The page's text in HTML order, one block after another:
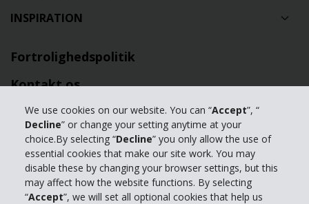
We use cookies on our website. You can “Accept”, “
Decline” or change your setting anytime at your
choice.By selecting “Decline” you only allow the use of
essential cookies that make our site work. You may
disable these by changing your browser settings, but this
may affect how the website functions. By selecting
“Accept”, we will set all optional cookies that help us
INSPIRATION
Fortrolighedspolitik
Kontakt os
Hele hjemmesiden
Ændre cookie indstillinger
© 2024 The Hertz Corporation. Hertz Biludlejning udlejer biler,
minibusser og varevogne